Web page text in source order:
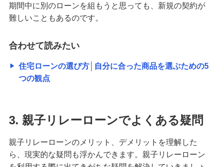
期間中に別のローンを組もうと思っても、新規の契約が
難しいこともあるのです。
合わせて読みたい
住宅ローンの選び方│自分に合った商品を選ぶための5
つの観点
3. 親子リレーローンでよくある疑問
親子リレーローンのメリット、デメリットを理解した
ら、現実的な疑問も浮かんできます。親子リレーローン